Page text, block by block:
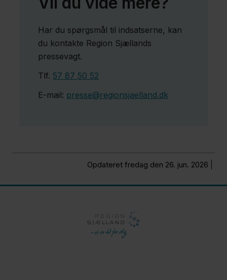
Har du spørgsmål til indsatserne, kan
du kontakte Region Sjællands
pressevagt.
Tlf. 57 87 50 52
E-mail: presse@regionsjaelland.dk
Opdateret fredag den 26. jun. 2026